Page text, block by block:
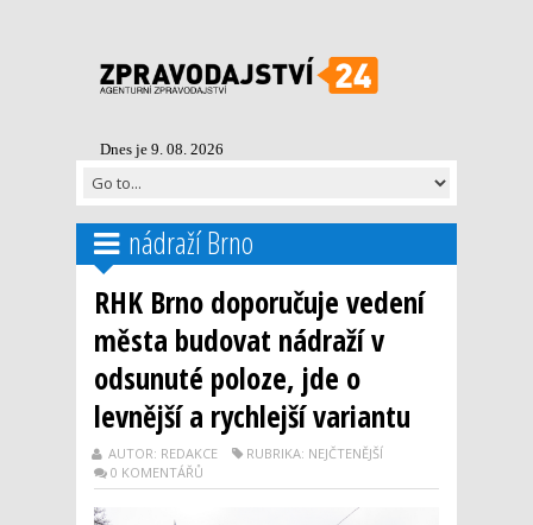
Dnes je 9. 08. 2026
nádraží Brno
RHK Brno doporučuje vedení
města budovat nádraží v
odsunuté poloze, jde o
levnější a rychlejší variantu
AUTOR: REDAKCE
RUBRIKA: NEJČTENĚJŠÍ
0 KOMENTÁŘŮ